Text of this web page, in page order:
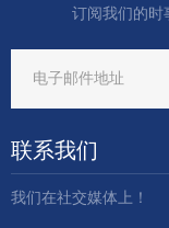
订阅我们的时事
联系我们
我们在社交媒体上！